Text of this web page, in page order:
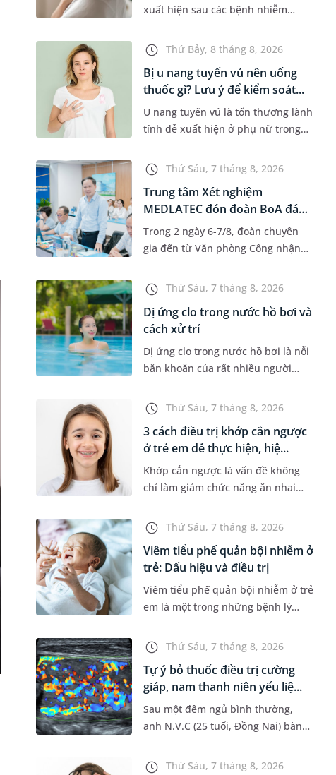
xuất hiện sau các bệnh nhiễm
đến lao hạch hoặc ung thư. Để tìm
hiểu nguyên nhân gây viêm,...
Thứ Bảy, 8 tháng 8, 2026
Bị u nang tuyến vú nên uống
thuốc gì? Lưu ý để kiểm soát...
U nang tuyến vú là tổn thương lành
tính dễ xuất hiện ở phụ nữ trong
mắc bệnh, nhiều người thường
băn khoăn u nang tuyến v...
Thứ Sáu, 7 tháng 8, 2026
Trung tâm Xét nghiệm
MEDLATEC đón đoàn BoA đánh
giá giám...
Trong 2 ngày 6-7/8, đoàn chuyên
gia đến từ Văn phòng Công nhận
nhận và đánh giá cao nỗ lực duy trì
hệ thống quản lý chất lượ...
Thứ Sáu, 7 tháng 8, 2026
Dị ứng clo trong nước hồ bơi và
cách xử trí
Dị ứng clo trong nước hồ bơi là nỗi
băn khoăn của rất nhiều người
trường hợp thường xuyên bơi ở
những hồ bơi nhân tạo. Bài v...
Thứ Sáu, 7 tháng 8, 2026
3 cách điều trị khớp cắn ngược
ở trẻ em dễ thực hiện, hiệ...
Khớp cắn ngược là vấn đề không
chỉ làm giảm chức năng ăn nhai
đối của khuôn mặt. Do đó, cần khắc
phục sớm tình trạng này để...
Thứ Sáu, 7 tháng 8, 2026
Viêm tiểu phế quản bội nhiễm ở
trẻ: Dấu hiệu và điều trị
Viêm tiểu phế quản bội nhiễm ở trẻ
em là một trong những bệnh lý
bùng phát vào thời điểm giao mùa.
Khi những tổn thương ban đầ...
Thứ Sáu, 7 tháng 8, 2026
Tự ý bỏ thuốc điều trị cường
giáp, nam thanh niên yếu liệ...
Sau một đêm ngủ bình thường,
anh N.V.C (25 tuổi, Đồng Nai) bàng
không thể vận động đi lại được. Kết
Thứ Sáu, 7 tháng 8, 2026